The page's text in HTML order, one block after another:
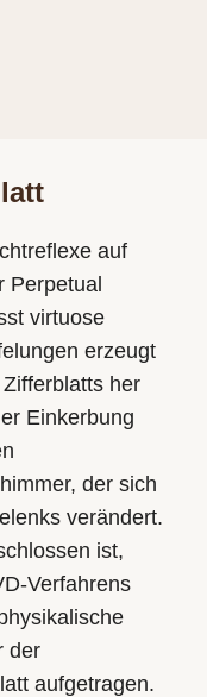
auf
Perpetual
virtuose
erzeugt
her
Einkerbung
der sich
verändert.
ist,
Verfahrens
der
aufgetragen.